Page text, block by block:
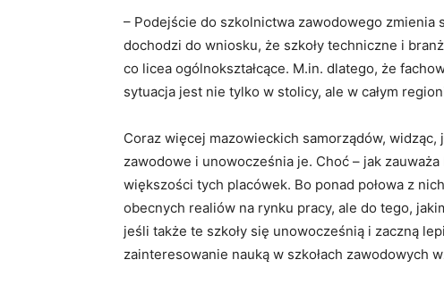
– Podejście do szkolnictwa zawodowego
dochodzi do wniosku, że szkoły techniczne i
co licea ogólnokształcące. M.in. dlatego, że
sytuacja jest nie tylko w stolicy, ale w całym
Coraz więcej mazowieckich samorządów,
zawodowe i unowocześnia je. Choć – jak
większości tych placówek. Bo ponad połowa z
obecnych realiów na rynku pracy, ale do tego,
jeśli także te szkoły się unowocześnią i zaczną
zainteresowanie nauką w szkołach zawodowych